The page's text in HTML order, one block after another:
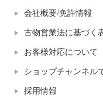
会社概要/免許情報
古物営業法に基づく
お客様対応について
ショップチャンネル
採用情報